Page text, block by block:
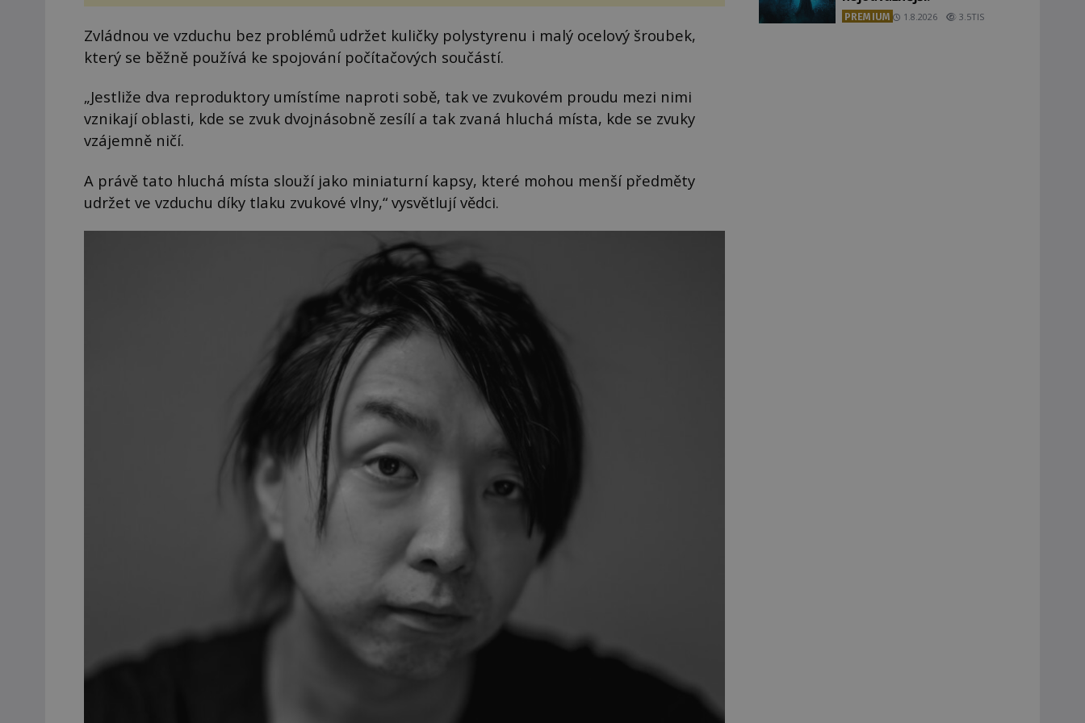
Zvládnou ve vzduchu bez problémů udržet kuličky polystyrenu i malý ocelový šroubek,
který se běžně používá ke spojování počítačových součástí.
„Jestliže dva reproduktory umístíme naproti sobě, tak ve zvukovém proudu mezi nimi
vznikají oblasti, kde se zvuk dvojnásobně zesílí a tak zvaná hluchá místa, kde se zvuky
vzájemně ničí.
A právě tato hluchá místa slouží jako miniaturní kapsy, které mohou menší předměty
udržet ve vzduchu díky tlaku zvukové vlny,“ vysvětlují vědci.
PREMIUM 1.8.2026 3.5TIS